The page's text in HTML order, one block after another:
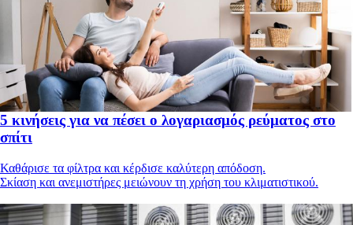
5 κινήσεις για να πέσει ο λογαριασμός ρεύματος στο
σπίτι
Καθάρισε τα φίλτρα και κέρδισε καλύτερη απόδοση.
Σκίαση και ανεμιστήρες μειώνουν τη χρήση του κλιματιστικού.